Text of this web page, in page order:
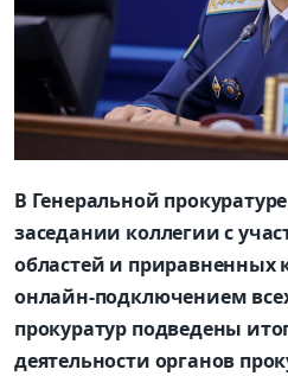
В Генеральной
заседании коллегии с
областей и приравненных
онлайн-подключением
прокуратур подведены
деятельности органов